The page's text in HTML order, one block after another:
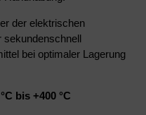
der elektrischen
sekundenschnell
bei optimaler Lagerung
bis +400 °C